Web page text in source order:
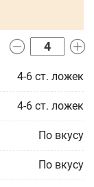
4-6 ст. ложек
4-6 ст. ложек
По вкусу
По вкусу